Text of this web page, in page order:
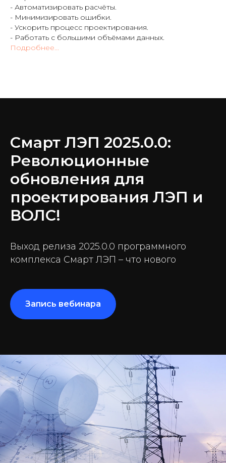
- Автоматизировать расчёты.
- Минимизировать ошибки.
- Ускорить процесс проектирования.
- Работать с большими объёмами данных.
Подробнее...
Смарт ЛЭП 2025.0.0:
Революционные
обновления для
проектирования ЛЭП и
ВОЛС!
Выход релиза 2025.0.0 программного
комплекса Смарт ЛЭП – что нового
Запись вебинара